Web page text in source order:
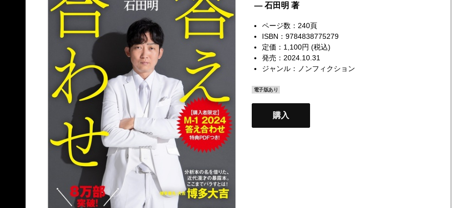
— 石田明 著
ページ数：240頁
ISBN：9784838775279
定価：1,100円 (税込)
発売：2024.10.31
ジャンル：
ノンフィクション
電子版あり
購入